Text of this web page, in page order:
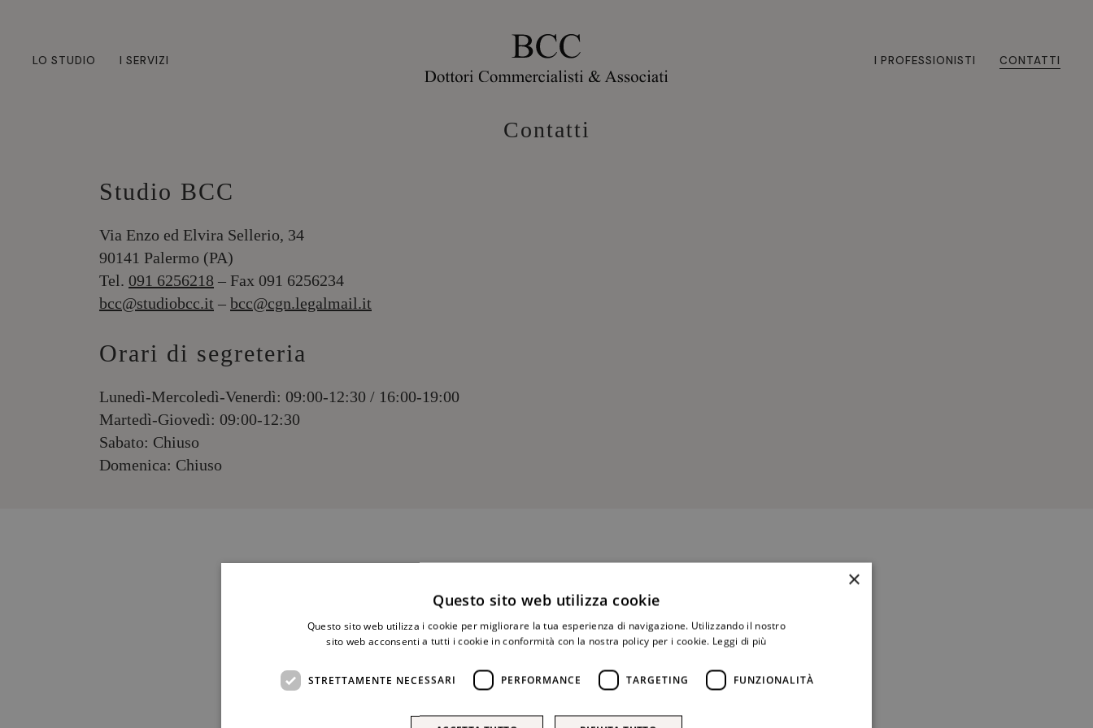
LO STUDIO I SERVIZI I PROFESSIONISTI CONTATTI
Contatti
Studio BCC
Via Enzo ed Elvira Sellerio, 34
90141 Palermo (PA)
Tel. 091 6256218 – Fax 091 6256234
bcc@studiobcc.it – bcc@cgn.legalmail.it
Orari di segreteria
Lunedì-Mercoledì-Venerdì: 09:00-12:30 / 16:00-19:00
Martedì-Giovedì: 09:00-12:30
Sabato: Chiuso
Domenica: Chiuso
×
Questo sito web utilizza cookie
Questo sito web utilizza i cookie per migliorare la tua esperienza di navigazione. Utilizzando il nostro
sito web acconsenti a tutti i cookie in conformità con la nostra policy per i cookie. Leggi di più
STRETTAMENTE NECESSARI PERFORMANCE TARGETING FUNZIONALITÀ